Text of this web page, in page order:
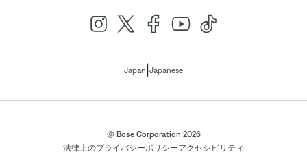
Japan Japanese
© Bose Corporation 2026
法律上のプライバシーポリシーアクセシビリティ